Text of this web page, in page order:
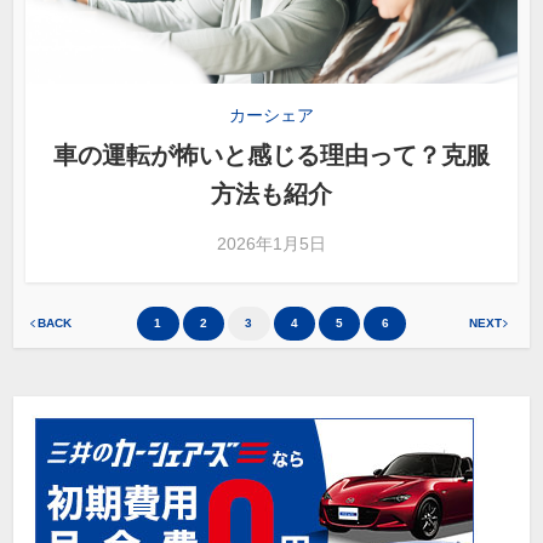
カーシェア
車の運転が怖いと感じる理由って？克服
方法も紹介
2026年1月5日
BACK 1 2 3 4 5 6 NEXT